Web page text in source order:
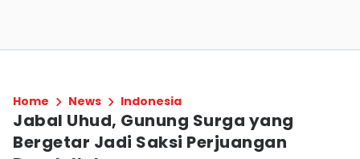
Home News Indonesia
Jabal Uhud, Gunung Surga yang
Bergetar Jadi Saksi Perjuangan